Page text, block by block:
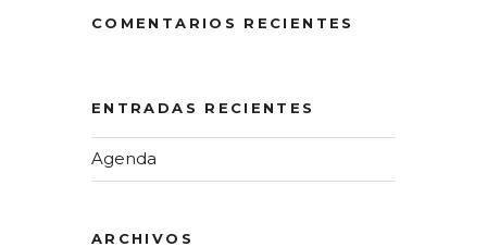
COMENTARIOS RECIENTES
ENTRADAS RECIENTES
Agenda
ARCHIVOS